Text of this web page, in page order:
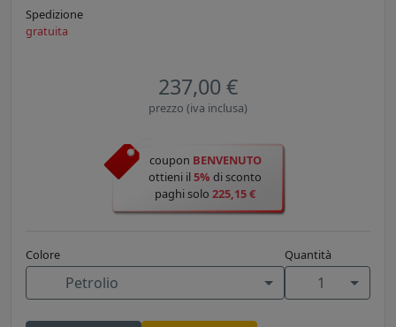
Spedizione
gratuita
237,00 €
prezzo (iva inclusa)
coupon BENVENUTO
ottieni il5% di sconto
paghi solo 225,15 €
Colore
Petrolio
Quantità
1